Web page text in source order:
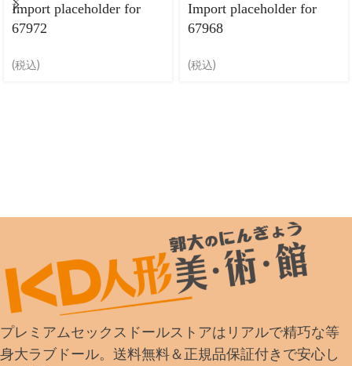
Import placeholder for
67972
(税込)
Import placeholder for
67968
(税込)
プレミアムセックスドールストアはリアルで精巧な等
身大ラブドール。送料無料＆正規品保証付きで安心し